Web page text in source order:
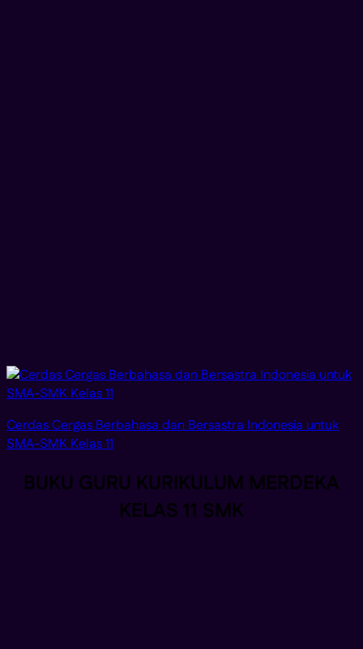
Cerdas Cergas Berbahasa dan Bersastra Indonesia untuk
SMA-SMK Kelas 11
BUKU GURU KURIKULUM MERDEKA
KELAS 11 SMK